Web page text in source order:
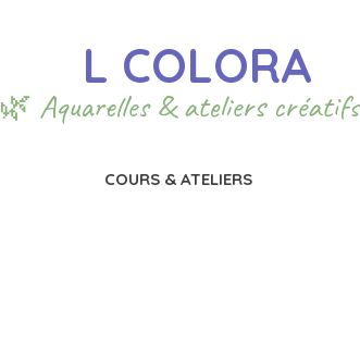
L COLORA
🌿 Aquarelles & ateliers créatifs
COURS & ATELIERS